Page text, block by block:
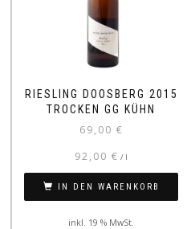
RIESLING DOOSBERG 2015
TROCKEN GG KÜHN
69,00 €
92,00 € / l
IN DEN WARENKORB
inkl. 19 % MwSt.